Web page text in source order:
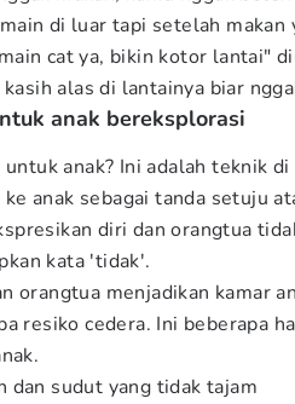
di luar tapi setelah makan
cat ya, bikin kotor lantai"
alas di lantainya biar
anak bereksplorasi
anak? Ini adalah teknik
anak sebagai tanda setuju
diri dan orangtua
kata 'tidak'.
orangtua menjadikan kamar
resiko cedera. Ini beberapa
dan sudut yang tidak tajam